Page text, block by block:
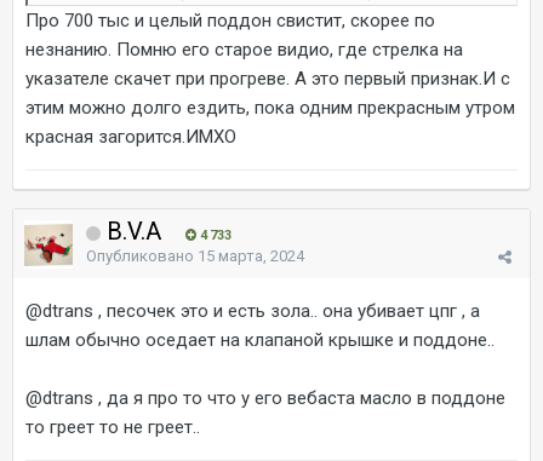
Про 700 тыс и целый поддон свистит, скорее по
незнанию. Помню его старое видио, где стрелка на
указателе скачет при прогреве. А это первый признак.И с
этим можно долго ездить, пока одним прекрасным утром
красная загорится.ИМХО
B.V.A 4 733
Опубликовано 15 марта, 2024
@dtrans , песочек это и есть зола.. она убивает цпг , а
шлам обычно оседает на клапаной крышке и поддоне..
@dtrans , да я про то что у его вебаста масло в поддоне
то греет то не греет..